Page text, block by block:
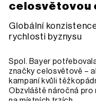
celosvětovou
Globální
rychlosti byznysu
Spol. Bayer
značky celosvětově –
kampaní kvůli
Obzvláště náročná pro